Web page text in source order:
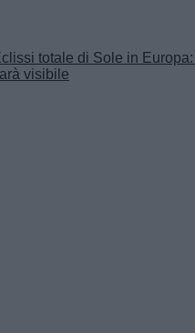
totale di Sole in
visibile